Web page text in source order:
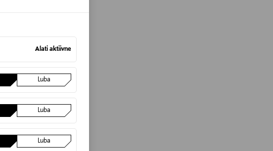
Alati aktiivne
Luba
Luba
Luba